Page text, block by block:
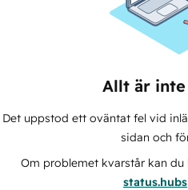
Allt är
Det uppstod ett oväntat fel vid
sidan och
Om problemet kvarstår kan